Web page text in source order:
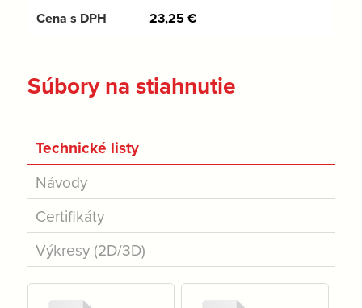
23,25€
Súbory na stiahnutie
Technické listy
Návody
Certifikáty
Výkresy (2D/3D)